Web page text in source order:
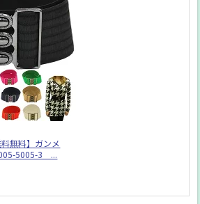
料無料】ガンメ
5005-3 ...